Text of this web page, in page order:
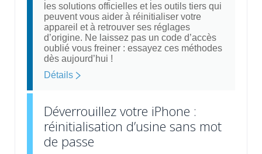
les solutions officielles et les outils tiers qui
peuvent vous aider à réinitialiser votre
appareil et à retrouver ses réglages
d’origine. Ne laissez pas un code d’accès
oublié vous freiner : essayez ces méthodes
dès aujourd’hui !
Détails
Déverrouillez votre iPhone :
réinitialisation d’usine sans mot
de passe